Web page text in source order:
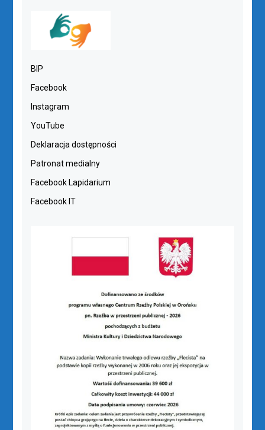
BIP
Facebook
Instagram
YouTube
Deklaracja dostępności
Patronat medialny
Facebook Lapidarium
Facebook IT